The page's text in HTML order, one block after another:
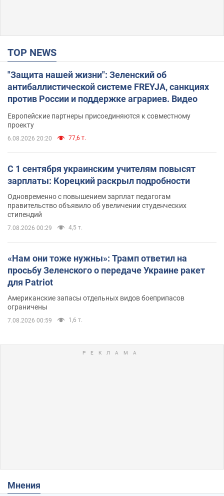
TOP NEWS
"Защита нашей жизни": Зеленский об
антибаллистической системе FREYJA, санкциях
против России и поддержке аграриев. Видео
Европейские партнеры присоединяются к совместному
проекту
6.08.2026 20:20 77,6 т.
С 1 сентября украинским учителям повысят
зарплаты: Корецкий раскрыл подробности
Одновременно с повышением зарплат педагогам
правительство объявило об увеличении студенческих
стипендий
7.08.2026 00:29 4,5 т.
«Нам они тоже нужны»: Трамп ответил на
просьбу Зеленского о передаче Украине ракет
для Patriot
Американские запасы отдельных видов боеприпасов
ограничены
7.08.2026 00:59 1,6 т.
Мнения